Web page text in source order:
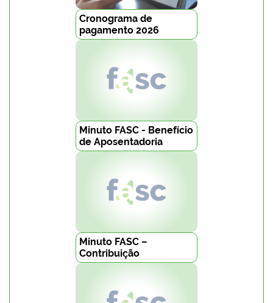
Cronograma de
pagamento 2026
Minuto FASC - Benefício
de Aposentadoria
Minuto FASC –
Contribuição